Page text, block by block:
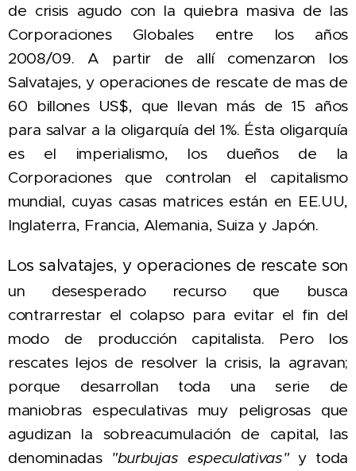
de crisis agudo con la quiebra masiva de las
Corporaciones Globales entre los años
2008/09. A partir de allí comenzaron los
Salvatajes, y operaciones de rescate de mas de
60 billones US$, que llevan más de 15 años
para salvar a la oligarquía del 1%. Ésta oligarquía
es el imperialismo, los dueños de la
Corporaciones que controlan el capitalismo
mundial, cuyas casas matrices están en EE.UU,
Inglaterra, Francia, Alemania, Suiza y Japón.
Los salvatajes, y operaciones de rescate son
un desesperado recurso que busca
contrarrestar el colapso para evitar el fin del
modo de producción capitalista. Pero los
rescates lejos de resolver la crisis, la agravan;
porque desarrollan toda una serie de
maniobras especulativas muy peligrosas que
agudizan la sobreacumulación de capital, las
denominadas "burbujas especulativas"y toda